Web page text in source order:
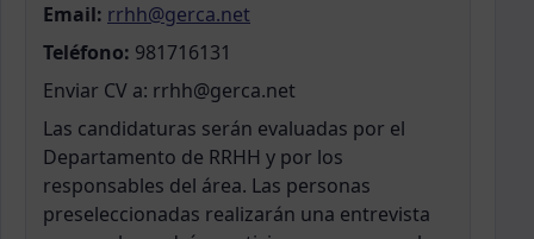
Email: rrhh@gerca.net
Teléfono: 981716131
Enviar CV a: rrhh@gerca.net
Las candidaturas serán evaluadas por el
Departamento de RRHH y por los
responsables del área. Las personas
preseleccionadas realizarán una entrevista